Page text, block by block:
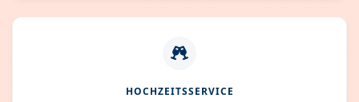
HOCHZEITSSERVICE